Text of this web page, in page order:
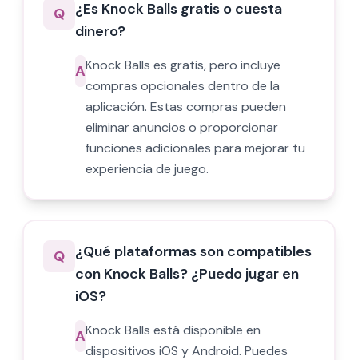
Q ¿Es Knock Balls gratis o cuesta
dinero?
AKnock Balls es gratis, pero incluye
compras opcionales dentro de la
aplicación. Estas compras pueden
eliminar anuncios o proporcionar
funciones adicionales para mejorar tu
experiencia de juego.
Q ¿Qué plataformas son compatibles
con Knock Balls? ¿Puedo jugar en
iOS?
AKnock Balls está disponible en
dispositivos iOS y Android. Puedes